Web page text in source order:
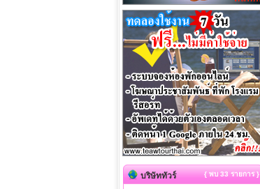
บริษัททัวร์ { พบ 33 รายการ }